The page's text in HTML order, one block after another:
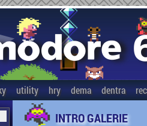
utility hry dema dentra
INTRO GALERIE